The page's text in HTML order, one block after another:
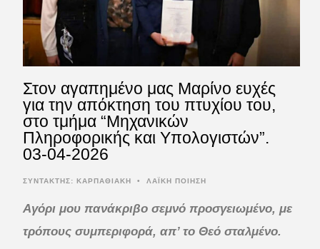
Στον αγαπημένο μας Μαρίνο ευχές
για την απόκτηση του πτυχίου του,
στο τμήμα “Μηχανικών
Πληροφορικής και Υπολογιστών”.
03-04-2026
ΣΥΝΤΆΚΤΗΣ: ΚΑΡΠΑΘΙΑΚΗ • ΛΑΪΚΗ ΠΟΙΗΣΗ
Αγόρι μου πανάκριβο σεμνό προσγειωμένο, με
τρόπους συμπεριφορά, απ’ το Θεό σταλμένο.